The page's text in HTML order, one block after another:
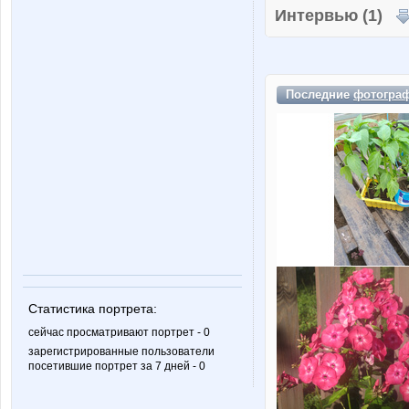
Статистика портрета:
сейчас просматривают портрет - 0
зарегистрированные пользователи
посетившие портрет за 7 дней - 0
Интервью (1)
Последние